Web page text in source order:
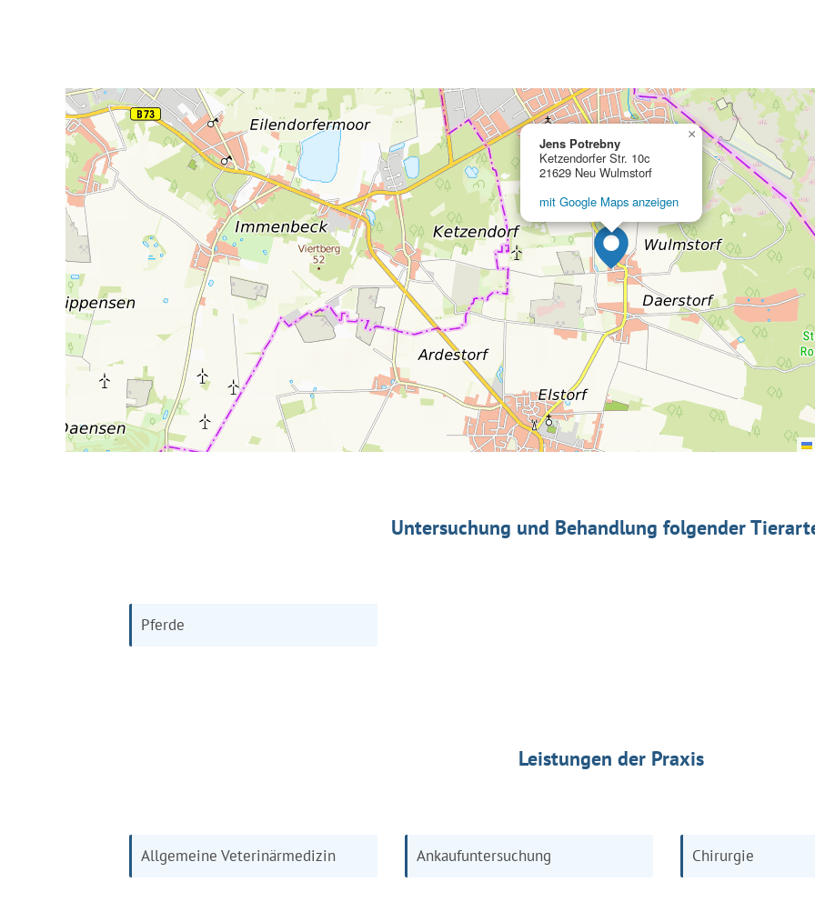
Jens Potrebny
Ketzendorfer Str. 10c
21629 Neu Wulmstorf
mit Google Maps anzeigen
×
Untersuchung und Behandlung folgender
Pferde
Leistungen der Praxis
Allgemeine Veterinärmedizin Ankaufuntersuchung Chirurgie